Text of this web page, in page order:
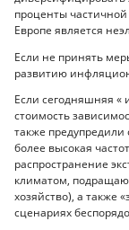
проценты
Европе является
Если не принять
развитию
Если сегодняшняя «
стоимость
также
более высокая
распространение
климатом,
хозяйство), а также
сценариях